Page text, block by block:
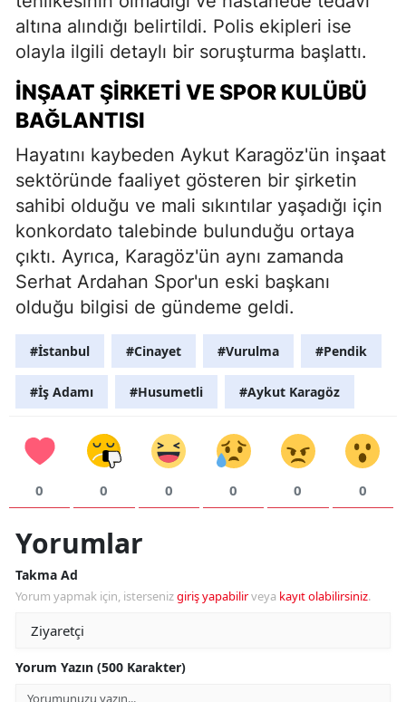
altına alındığı belirtildi. Polis ekipleri ise
olayla ilgili detaylı bir soruşturma başlattı.
İNŞAAT ŞIRKETI VE SPOR KULÜBÜ
BAĞLANTISI
Hayatını kaybeden Aykut Karagöz'ün inşaat
sektöründe faaliyet gösteren bir şirketin
sahibi olduğu ve mali sıkıntılar yaşadığı için
konkordato talebinde bulunduğu ortaya
çıktı. Ayrıca, Karagöz'ün aynı zamanda
Serhat Ardahan Spor'un eski başkanı
olduğu bilgisi de gündeme geldi.
#İstanbul #Cinayet #Vurulma #Pendik
#İş Adamı #Husumetli #Aykut Karagöz
0 0 0 0 0 0
Yorumlar
Takma Ad
Yorum yapmak için, istersenizgiriş yapabilirveya kayıt olabilirsiniz.
Yorum Yazın (500 Karakter)